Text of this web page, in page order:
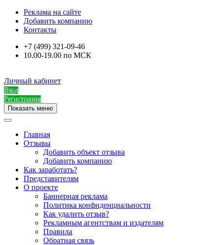
Реклама на сайте
Добавить компанию
Контакты
+7 (499) 321-09-46
10.00-19.00 по МСК
Личный кабинет
Вход
Регистрация
Показать меню
Главная
Отзывы
Добавить объект отзыва
Добавить компанию
Как заработать?
Представителям
О проекте
Баннерная реклама
Политика конфиденциальности
Как удалить отзыв?
Рекламным агентствам и издателям
Правила
Обратная связь